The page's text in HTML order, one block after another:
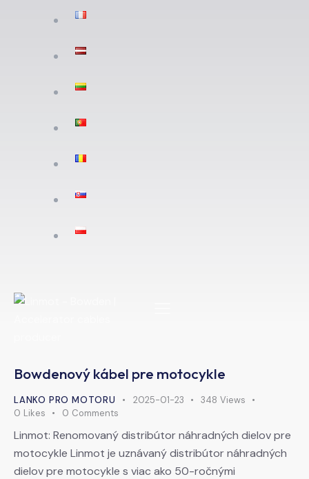
Bowdenový kábel pre motocykle
LANKO PRO MOTORU 2025-01-23 348 Views
0 Likes 0 Comments
Linmot: Renomovaný distribútor náhradných dielov pre
motocykle Linmot je uznávaný distribútor náhradných
dielov pre motocykle s viac ako 50-ročnými